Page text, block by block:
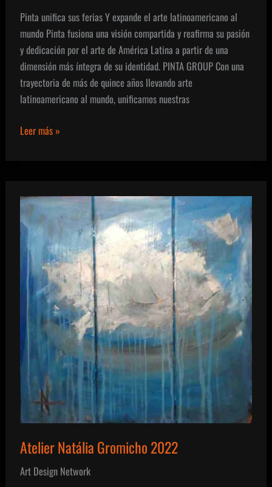
Pinta unifica sus ferias Y expande el arte latinoamericano al
mundo Pinta fusiona una visión compartida y reafirma su pasión
y dedicación por el arte de América Latina a partir de una
dimensión más íntegra de su identidad. PINTA GROUP Con una
trayectoria de más de quince años llevando arte
latinoamericano al mundo, unificamos nuestras
Pinta
Leer más »
Atelier Natália Gromicho 2022
Art Design Network